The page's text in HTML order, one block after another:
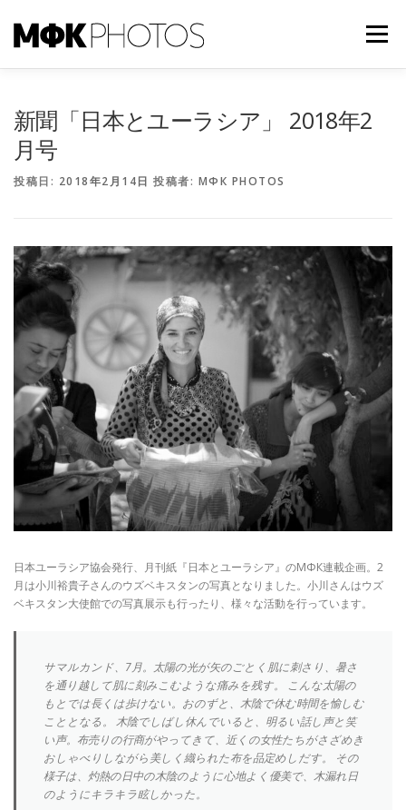
メニュー
新聞「日本とユーラシア」 2018年2
月号
投稿日: 2018年2月14日 投稿者: МФК PHOTOS
日本ユーラシア協会発行、月刊紙『日本とユーラシア』のМФК連載企画。2
月は小川裕貴子さんのウズベキスタンの写真となりました。小川さんはウズ
ベキスタン大使館での写真展示も行ったり、様々な活動を行っています。
サマルカンド、7月。太陽の光が矢のごとく肌に刺さり、暑さ
を通り越して肌に刻みこむような痛みを残す。 こんな太陽の
もとでは長くは歩けない。おのずと、木陰で休む時間を愉しむ
こととなる。 木陰でしばし休んでいると、明るい話し声と笑
い声。布売りの行商がやってきて、近くの女性たちがさざめき
おしゃべりしながら美しく織られた布を品定めしだす。 その
様子は、灼熱の日中の木陰のように心地よく優美で、木漏れ日
のようにキラキラ眩しかった。